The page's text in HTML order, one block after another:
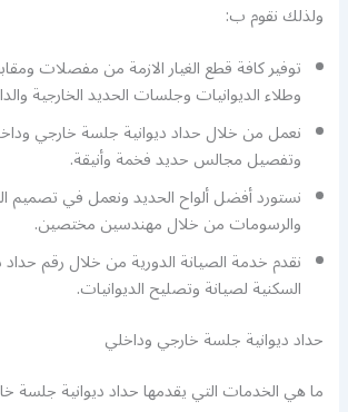
ولذلك نقوم ب:
توفير كافة قطع الغيار الازمة من مفصلات
وطلاء الديوانيات وجلسات الحديد الخارجية
نعمل من خلال حداد ديوانية جلسة خارجي
وتفصيل مجالس حديد فخمة وأنيقة.
نستورد أفضل ألواح الحديد ونعمل في تصميم
والرسومات من خلال مهندسين مختصين.
نقدم خدمة الصيانة الدورية من خلال رقم حداد
السكنية لصيانة وتصليح الديوانيات.
حداد ديوانية جلسة خارجي وداخلي
ما هي الخدمات التي يقدمها حداد ديوانية جلسة